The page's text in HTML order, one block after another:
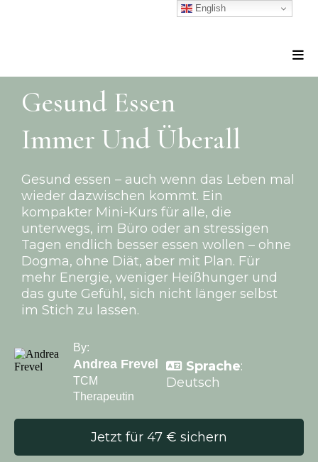
English
Gesund Essen
Immer Und Überall
Gesund essen – auch wenn das Leben mal
wieder dazwischen kommt. Ein
kompakter Mini-Kurs für alle, die
unterwegs, im Büro oder an stressigen
Tagen endlich besser essen wollen – ohne
Dogma, ohne Diät, aber mit Plan. Für
mehr Energie, weniger Heißhunger und
das gute Gefühl, sich nicht länger selbst
im Stich zu lassen.
By:
Andrea Frevel
TCM
Therapeutin
Sprache:
Deutsch
Jetzt für 47 € sichern